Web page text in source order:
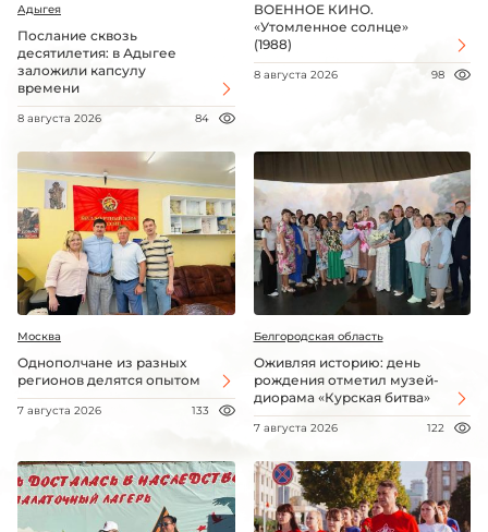
Адыгея
Послание сквозь
десятилетия: в Адыгее
заложили капсулу
времени
8 августа 2026 84
ВОЕННОЕ КИНО.
«Утомленное солнце»
(1988)
8 августа 2026 98
Москва
Однополчане из разных
регионов делятся опытом
7 августа 2026 133
Белгородская область
Оживляя историю: день
рождения отметил музей-
диорама «Курская битва»
7 августа 2026 122